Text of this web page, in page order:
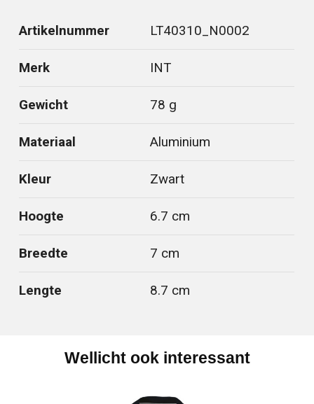
Artikelnummer LT40310_N0002
Merk INT
Gewicht 78 g
Materiaal Aluminium
Kleur Zwart
Hoogte 6.7 cm
Breedte 7 cm
Lengte 8.7 cm
Wellicht ook interessant